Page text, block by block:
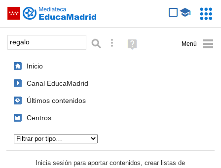
Saltar navegación
Palabra o frase: Búsqueda avanzada
Ayuda
(en
Inicio
Canal EducaMadrid
Últimos contenidos
Centros
Inicia sesión para aportar contenidos, crear listas de